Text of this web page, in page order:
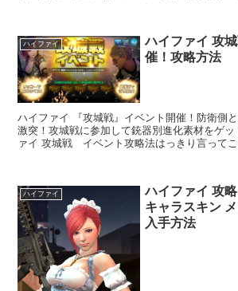
ハイファイ
ハイファイ 攻
催！攻略方法
ハイファイ 『攻城戦』イベント開催！防衛側
激突！攻城戦に参加して銃器別進化素材をゲ
ァイ 攻城戦 イベント攻略法はっきり言ってこ
ハイファイ
ハイファイ 攻
キャラスキン
入手方法